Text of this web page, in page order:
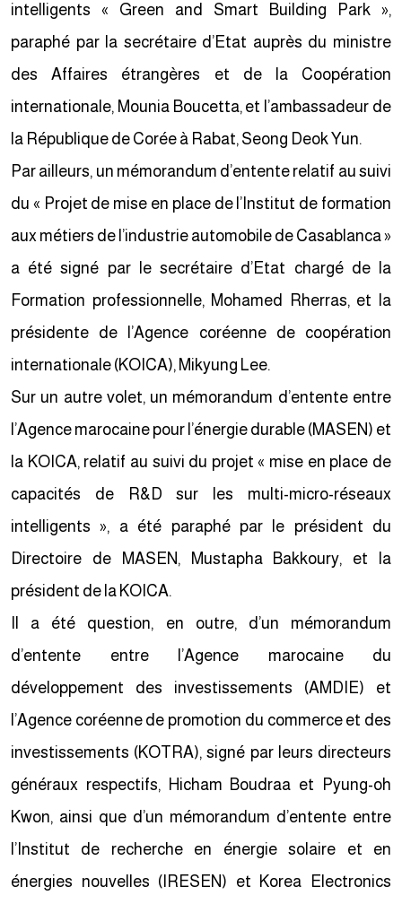
intelligents « Green and Smart Building Park »,
paraphé par la secrétaire d’Etat auprès du ministre
des Affaires étrangères et de la Coopération
internationale, Mounia Boucetta, et l’ambassadeur de
la République de Corée à Rabat, Seong Deok Yun.
Par ailleurs, un mémorandum d’entente relatif au suivi
du « Projet de mise en place de l’Institut de formation
aux métiers de l’industrie automobile de Casablanca »
a été signé par le secrétaire d’Etat chargé de la
Formation professionnelle, Mohamed Rherras, et la
présidente de l’Agence coréenne de coopération
internationale (KOICA), Mikyung Lee.
Sur un autre volet, un mémorandum d’entente entre
l’Agence marocaine pour l’énergie durable (MASEN) et
la KOICA, relatif au suivi du projet « mise en place de
capacités de R&D sur les multi-micro-réseaux
intelligents », a été paraphé par le président du
Directoire de MASEN, Mustapha Bakkoury, et la
président de la KOICA.
Il a été question, en outre, d’un mémorandum
d’entente entre l’Agence marocaine du
développement des investissements (AMDIE) et
l’Agence coréenne de promotion du commerce et des
investissements (KOTRA), signé par leurs directeurs
généraux respectifs, Hicham Boudraa et Pyung-oh
Kwon, ainsi que d’un mémorandum d’entente entre
l’Institut de recherche en énergie solaire et en
énergies nouvelles (IRESEN) et Korea Electronics